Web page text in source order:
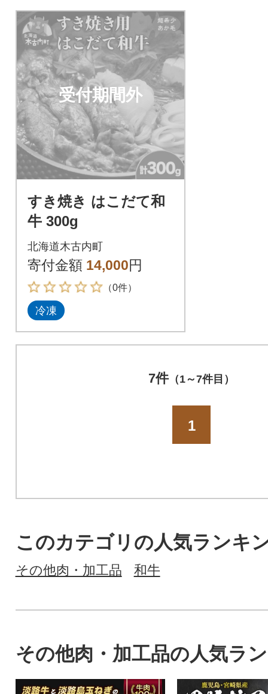
受付期間外
すき焼き はこだて和
牛 300g
北海道木古内町
寄付金額 14,000円
（0件）
冷凍
7件（1～7件目）
1
このカテゴリの人気ランキ
その他肉・加工品 和牛
その他肉・加工品の人気ラ